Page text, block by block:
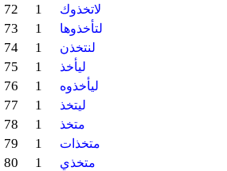
72 1 لاتخذوك
73 1 لتأخذوها
74 1 لنتخذن
75 1 ليأخذ
76 1 ليأخذوه
77 1 ليتخذ
78 1 متخذ
79 1 متخذات
80 1 متخذي